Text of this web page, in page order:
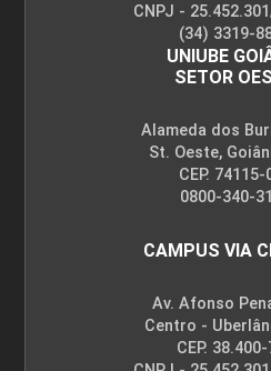
INOVAÇÃO E
30
INTEGRAÇÃO
CNPJ -
(34) 3319-
UNIUBE
SETOR
Alameda dos
St. Oeste,
CEP. 74115-
0800-340-
CAMPUS VIA
Av. Afonso
Centro -
CEP.